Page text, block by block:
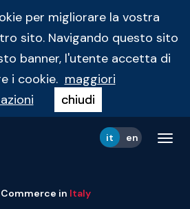
per migliorare la vostra
sito. Navigando questo sito
banner, l'utente accetta di
i cookie. maggiori
chiudi
it en
in Italy